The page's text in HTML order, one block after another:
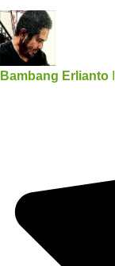
Bambang Erlianto